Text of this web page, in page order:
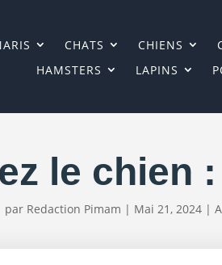
CHATS CHIENS
HAMSTERS
LAPINS
le chien
par Redaction Pimam | Mai 21, 2024|